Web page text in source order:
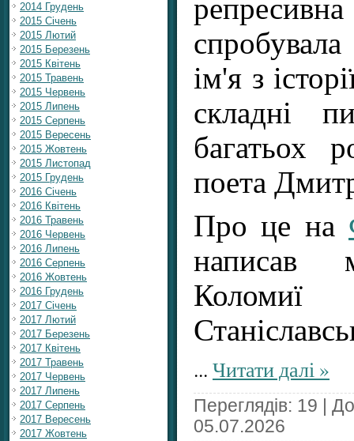
2014 Грудень
2015 Січень
2015 Лютий
2015 Березень
2015 Квітень
2015 Травень
2015 Червень
2015 Липень
2015 Серпень
2015 Вересень
2015 Жовтень
2015 Листопад
2015 Грудень
2016 Січень
2016 Квітень
2016 Травень
2016 Червень
2016 Липень
2016 Серпень
2016 Жовтень
2016 Грудень
2017 Січень
2017 Лютий
2017 Березень
2017 Квітень
2017 Травень
2017 Червень
2017 Липень
2017 Серпень
2017 Вересень
2017 Жовтень
ім'я з
складні
багатьох
поета
Про це на
написав
... Читати далі »
Переглядів: 19 |
05.07.2026